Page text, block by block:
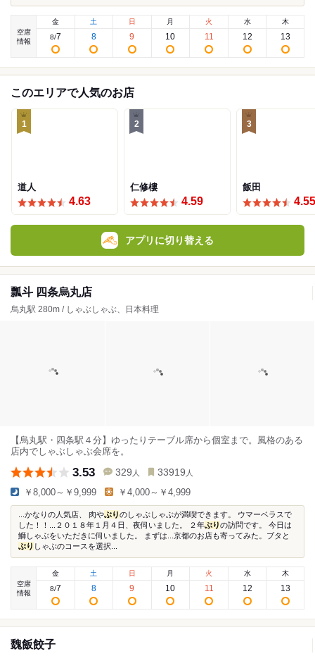
空席
情報
金
8/7
土
8
日
9
月
10
火
11
水
12
木
13
このエリアで人気のお店
1
道人
4.63
2
仁修樓
4.59
3
飯田
4.55
アプリに切り替える
瓢斗 四条烏丸店
烏丸駅 280m / しゃぶしゃぶ、日本料理
【烏丸駅・四条駅４分】ゆったりテーブル席から個室まで。風格のある
店内でしゃぶしゃぶ会席を。
3.53 329 人 33919 人
￥8,000～￥9,999 ￥4,000～￥4,999
...かなりの人気店、 肉やぶりのしゃぶしゃぶが満喫できます。 ウマーベラスで
した！！...２０１８年１月４日、夜伺いました。 ２年ぶりの訪問です。 今日は
鰤しゃぶをいただきに伺いました。 まずは...京都のお店も寄ってみた。ブタと
ぶり しゃぶのコースを選択...
空席
情報
金
8/7
土
8
日
9
月
10
火
11
水
12
木
13
魏飯餃子